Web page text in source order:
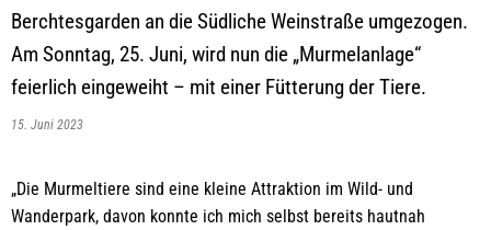
Berchtesgarden an die Südliche Weinstraße umgezogen.
Am Sonntag, 25. Juni, wird nun die „Murmelanlage“
feierlich eingeweiht – mit einer Fütterung der Tiere.
15. Juni 2023
„Die Murmeltiere sind eine kleine Attraktion im Wild- und
Wanderpark, davon konnte ich mich selbst bereits hautnah